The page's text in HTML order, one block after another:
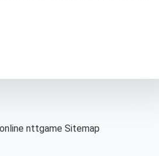
nttgame Sitemap